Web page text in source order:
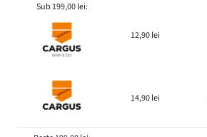
Sub 199,00 lei:
12,90 lei
14,90 lei